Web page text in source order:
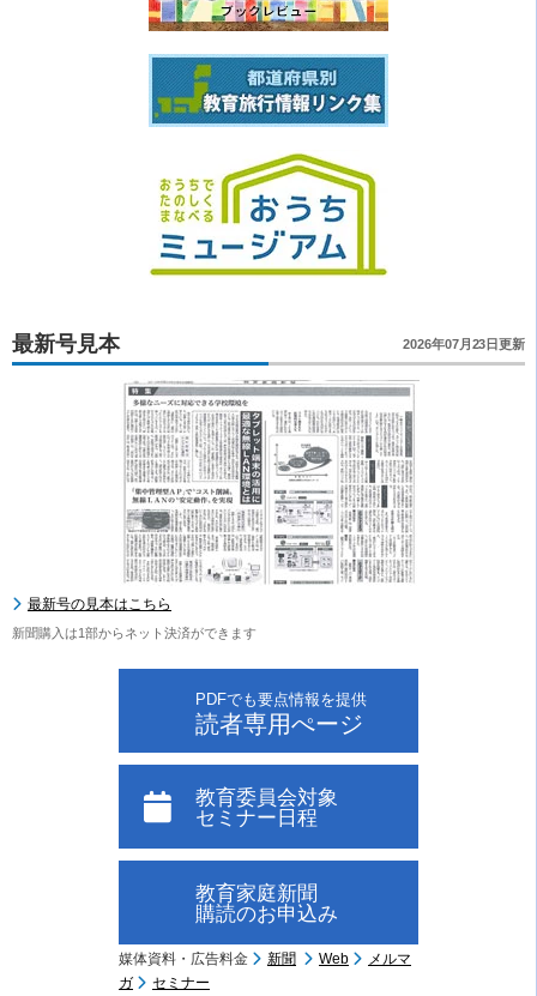
最新号見本 2026年07月23日更新
最新号の見本はこちら
新聞購入は1部からネット決済ができます
PDFでも要点情報を提供
読者専用ぺージ
教育委員会対象
セミナー日程
教育家庭新聞
購読のお申込み
媒体資料・広告料金 新聞 Web
メルマ
ガ
セミナー